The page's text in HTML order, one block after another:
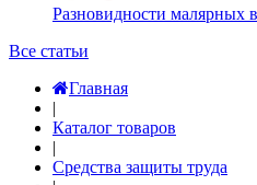
Разновидности малярных
Все статьи
Главная
|
Каталог товаров
|
Средства защиты труда